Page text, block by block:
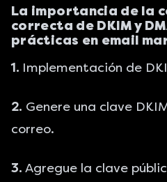
La importancia de la
correcta de DKIM y
prácticas en email
1. Implementación de
2. Genere una clave
correo.
3. Agregue la clave